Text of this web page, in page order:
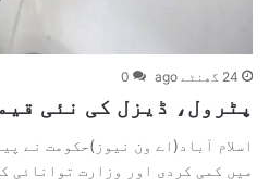
24 گھنٹے ago 0
پٹرول، ڈیزل کی نئی
اسلام آباد(اے ون نیوز)حکومت نے
میں کمی کردی اور وزارت توانائی